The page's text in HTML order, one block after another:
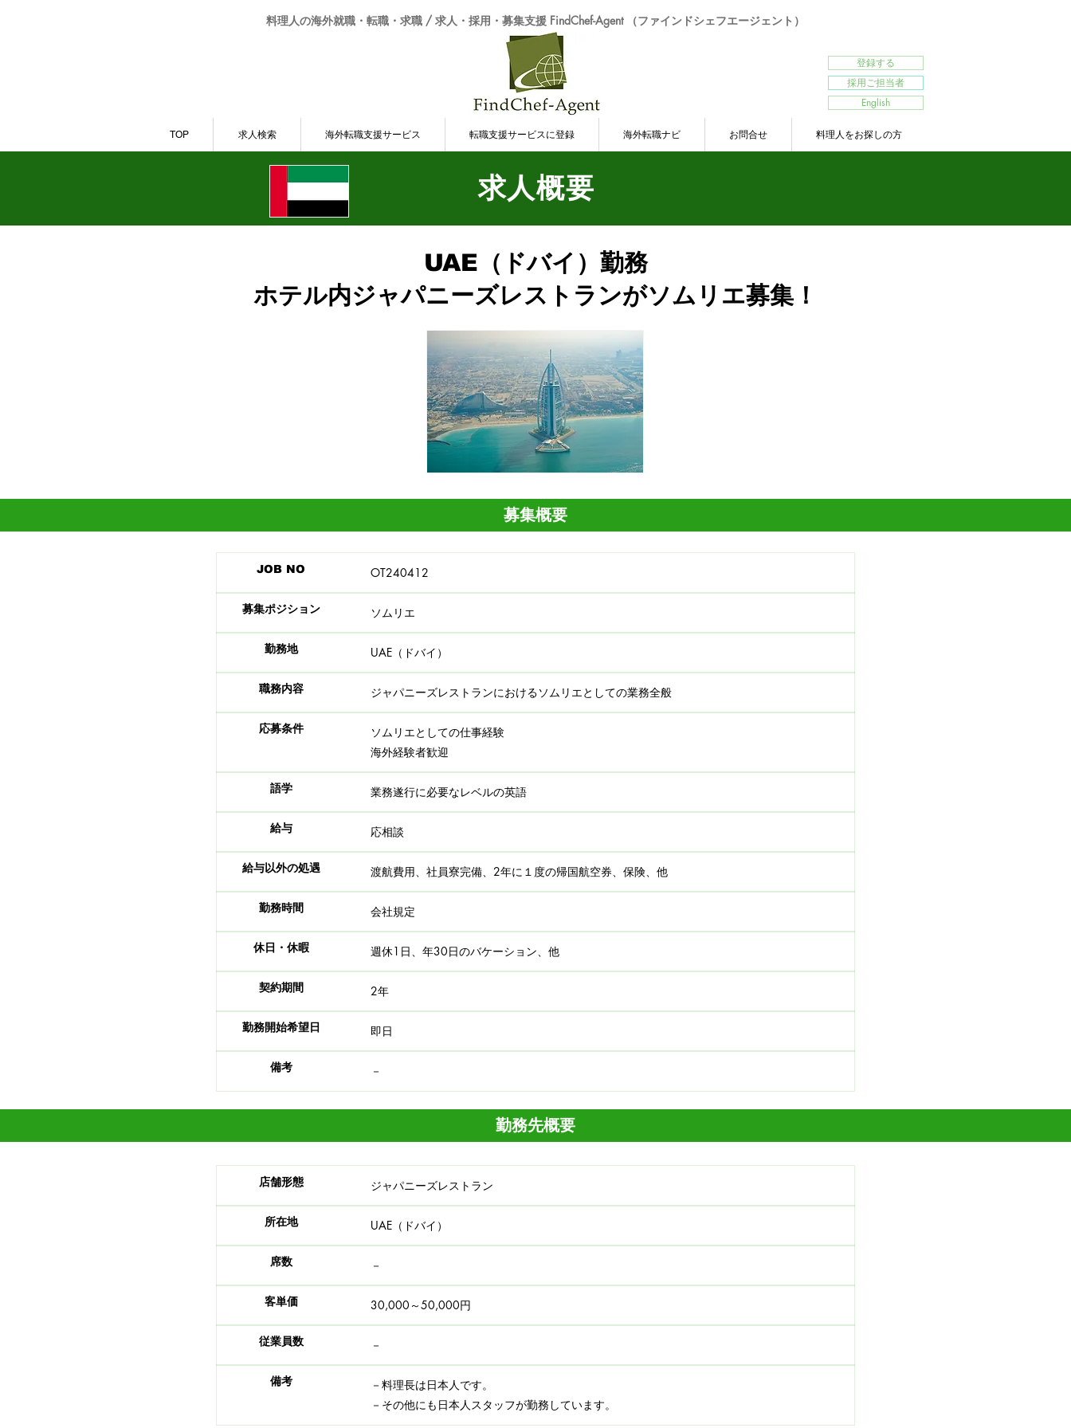
料理人の海外就職・転職・求職 / 求人・採用・募集支援 FindChef-Agent （ファインドシェフエージェント）
登録する
採用ご担当者
English
TOP 求人検索 海外転職支援サービス 転職支援サービスに登録 海外転職ナビ お問合せ 料理人をお探しの方
求人概要
UAE（ドバイ）勤務
ホテル内ジャパニーズレストランが​ソムリエ募集！
募集概要
​JOB NO OT240412
募集ポジション ​ソムリエ
​勤務地 UAE（ドバイ）
職務内容 ジャパニーズレストランにおけるソムリエとしての業務全般
応募条件
ソムリエとしての仕事経験
海外経験者歓迎
語学 業務遂行に必要なレベルの英語
給与 応相談
給与以外の処遇 渡航費用、社員寮完備、2年に１度の帰国航空券、保険、他
​勤務時間 会社規定
休日・休暇 週休1日、年30日のバケーション、他
契約期間 2年
勤務開始希望日 ​即日
備考 －
勤務先概要
店舗形態 ジャパニーズレストラン
​所在地 UAE（ドバイ）
​席数 －
客単価 30,000～50,000​円
従業員数 －
備考
​－料理長は日本人です。
－その他にも日本人スタッフが勤務しています。